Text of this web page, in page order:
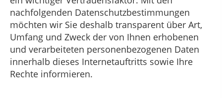
nachfolgenden Datenschutzbestimmungen
möchten wir Sie deshalb transparent über Art,
Umfang und Zweck der von Ihnen erhobenen
und verarbeiteten personenbezogenen Daten
innerhalb dieses Internetauftritts sowie Ihre
Rechte informieren.